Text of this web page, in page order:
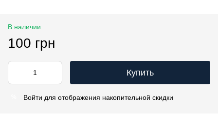
В наличии
100 грн
Купить
Войти для отображения накопительной скидки